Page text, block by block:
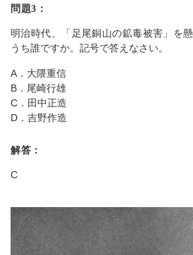
問題3：
明治時代、「足尾銅山の鉱毒被害」を
うち誰ですか。記号で答えなさい。
A．大隈重信
B．尾崎行雄
C．田中正造
D．吉野作造
解答：
C